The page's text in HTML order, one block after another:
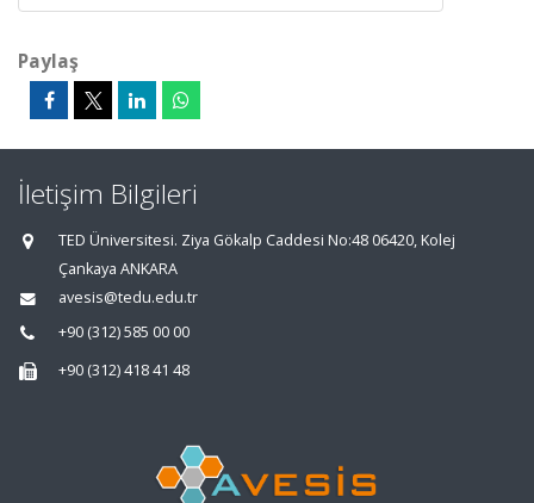
Paylaş
İletişim Bilgileri
TED Üniversitesi. Ziya Gökalp Caddesi No:48 06420, Kolej
Çankaya ANKARA
avesis@tedu.edu.tr
+90 (312) 585 00 00
+90 (312) 418 41 48